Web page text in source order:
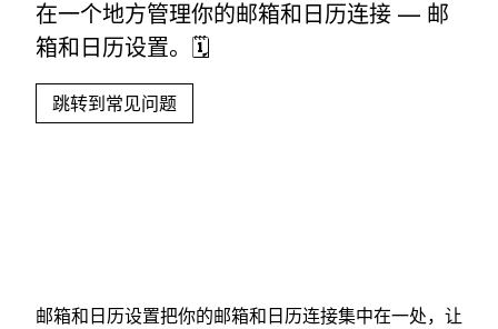
在一个地方管理你的邮箱和日历连接 — 邮
箱和日历设置。🗓️
跳转到常见问题
邮箱和日历设置把你的邮箱和日历连接集中在一处，让